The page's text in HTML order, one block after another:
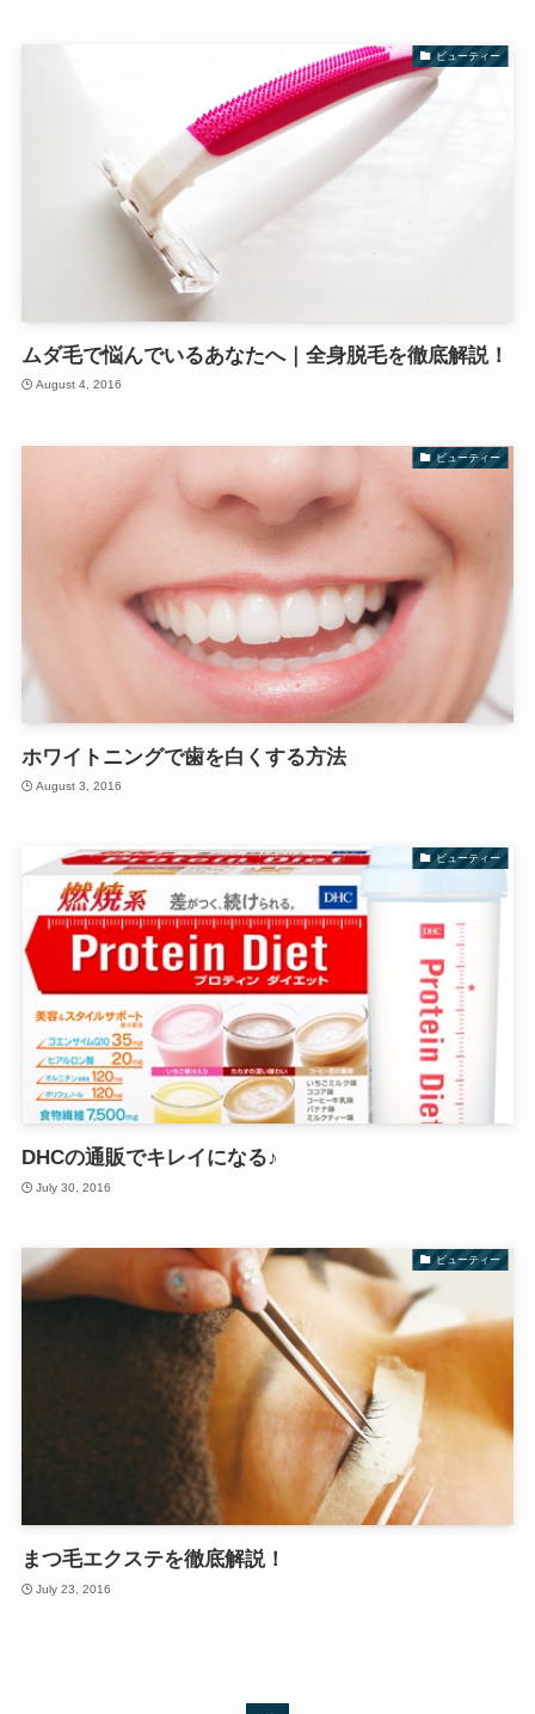
ビューティー
ムダ毛で悩んでいるあなたへ｜全身脱毛を徹底解説！
August 4, 2016
ビューティー
ホワイトニングで歯を白くする方法
August 3, 2016
ビューティー
DHCの通販でキレイになる♪
July 30, 2016
ビューティー
まつ毛エクステを徹底解説！
July 23, 2016